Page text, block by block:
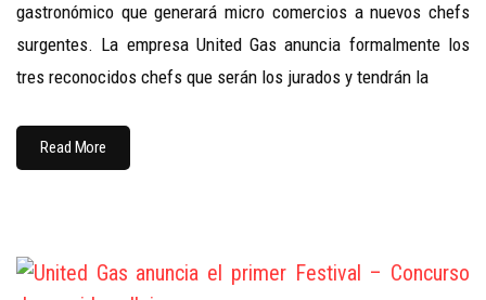
gastronómico que generará micro comercios a nuevos chefs
surgentes. La empresa United Gas anuncia formalmente los
tres reconocidos chefs que serán los jurados y tendrán la
Read More